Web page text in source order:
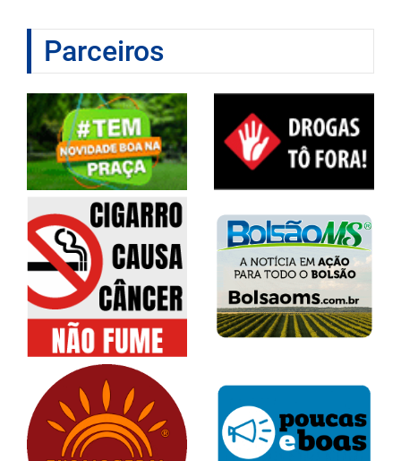
Parceiros